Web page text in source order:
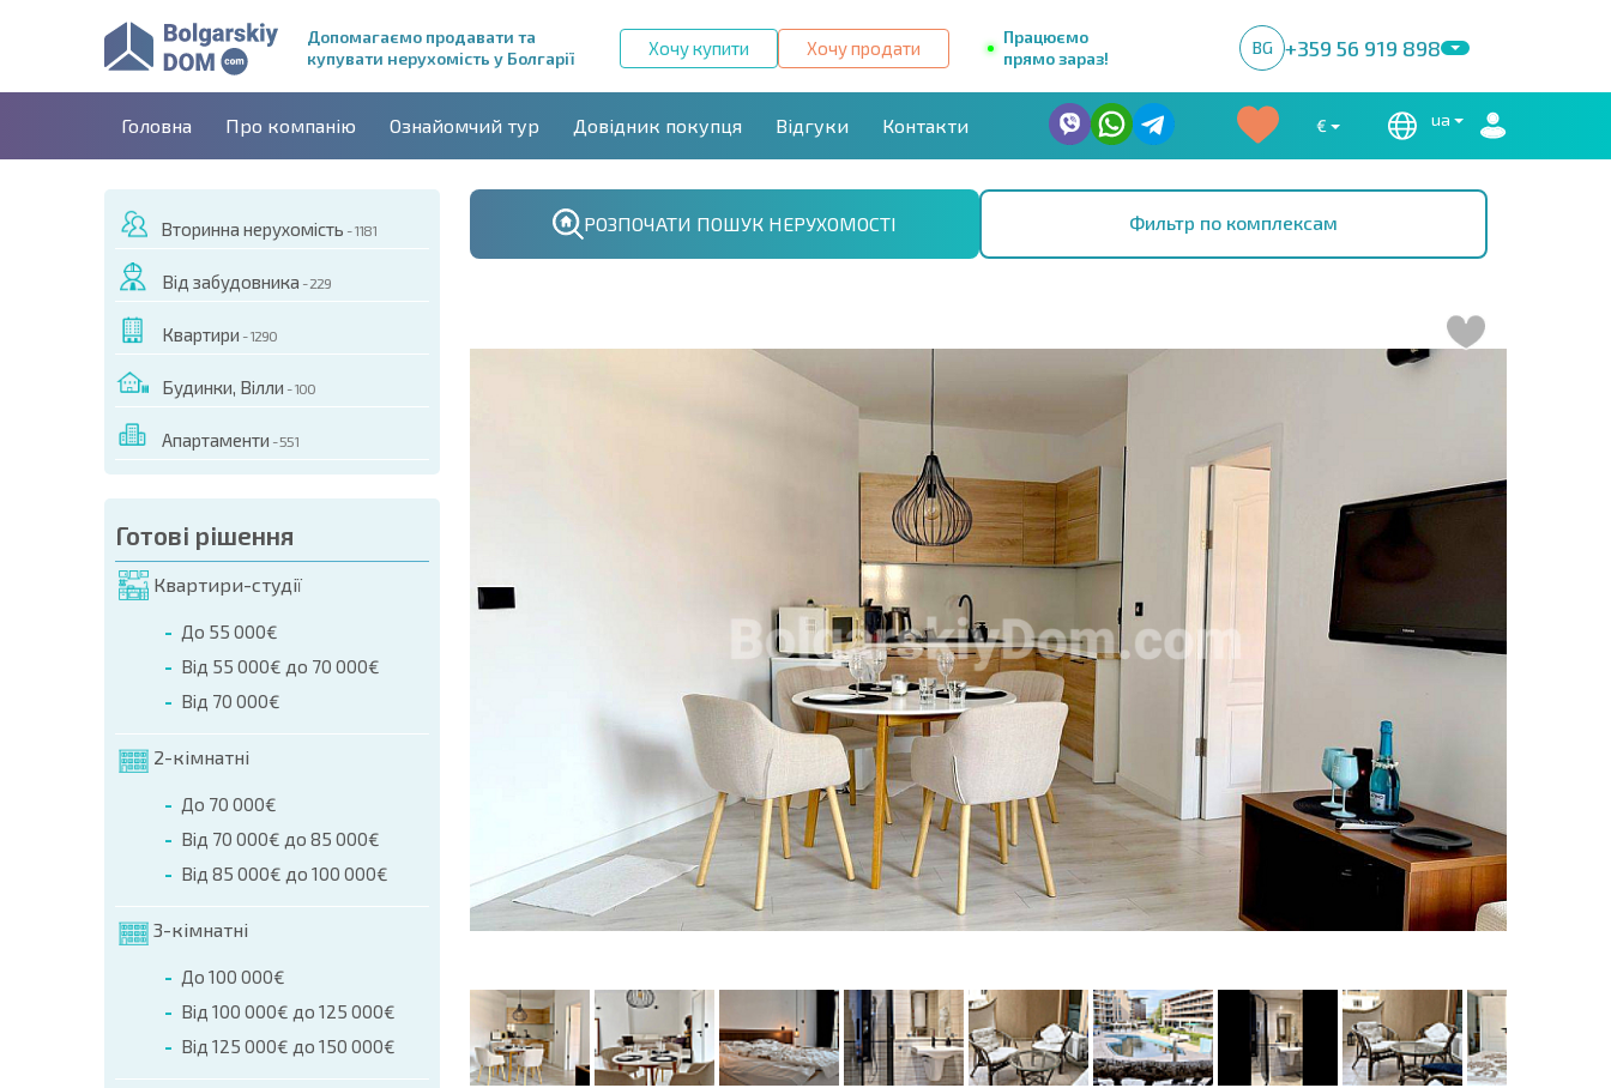
Допомагаємо продавати та
купувати нерухомість у Болгарії
Хочу купити Хочу продати
Працюємо
прямо зараз!
BG +359 56 919 898
Головна Про компанію Ознайомчий тур Довідник покупця Відгуки Контакти € ua
Вторинна нерухомість - 1181
Від забудовника - 229
Квартири - 1290
Будинки, Вілли - 100
Апартаменти - 551
Готові рішення
Квартири-студії
До 55 000€
Від 55 000€ до 70 000€
Від 70 000€
2-кімнатні
До 70 000€
Від 70 000€ до 85 000€
Від 85 000€ до 100 000€
3-кімнатні
До 100 000€
Від 100 000€ до 125 000€
Від 125 000€ до 150 000€
РОЗПОЧАТИ ПОШУК НЕРУХОМОСТІ Фильтр по комплексам
ЦЬОГО ОБ'ЄКТА
(Ім'я, E-mail, Телефон)
+359 8 9797 99 03